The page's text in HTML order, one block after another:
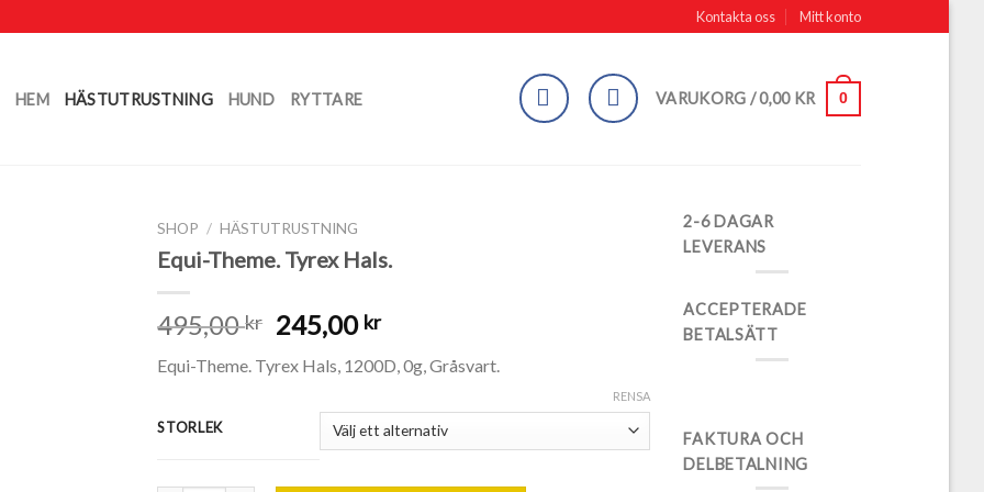
Kontakta oss Mitt konto
HEM HÄSTUTRUSTNING HUND RYTTARE VARUKORG /0,00 KR 0
SHOP / HÄSTUTRUSTNING
Equi-Theme. Tyrex Hals.
495,00kr 245,00 kr
Equi-Theme. Tyrex Hals, 1200D, 0g, Gråsvart.
STORLEK
RENSA
2-6 DAGAR
LEVERANS
ACCEPTERADE
BETALSÄTT
FAKTURA OCH
DELBETALNING